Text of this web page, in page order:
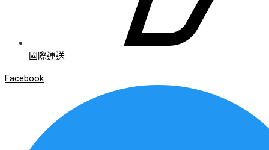
國際運送
Facebook